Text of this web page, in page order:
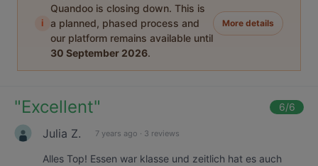
i
Quandoo is closing down. This is
a planned, phased process and
our platform remains available until
30 September 2026.
More details
"Excellent" 6/6
Julia Z. 7 years ago · 3 reviews
Alles Top! Essen war klasse und zeitlich hat es auch